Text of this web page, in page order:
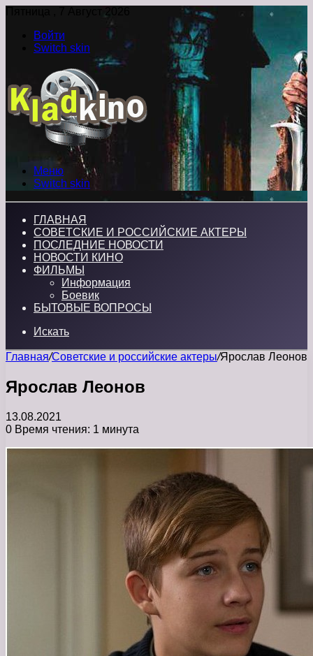
Пятница , 7 Август 2026
Войти
Switch skin
Меню
Switch skin
ГЛАВНАЯ
СОВЕТСКИЕ И РОССИЙСКИЕ АКТЕРЫ
ПОСЛЕДНИЕ НОВОСТИ
НОВОСТИ КИНО
ФИЛЬМЫ
Информация
Боевик
БЫТОВЫЕ ВОПРОСЫ
Искать
Главная/Советские и российские актеры/Ярослав Леонов
Ярослав Леонов
13.08.2021
0 Время чтения: 1 минута